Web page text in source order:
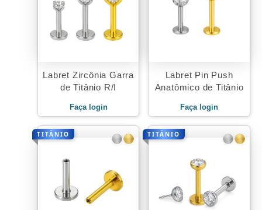
Labret Zircônia Garra
de Titânio R/I
Faça login
Labret Pin Push
Anatômico de Titânio
Faça login
TITÂNIO TITÂNIO